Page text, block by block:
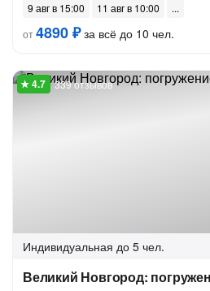
9 авг в 15:00
11 авг в 10:00
от4890 ₽за всё до 10 чел.
339 отзывов
Индивидуальная до 5 чел.
Великий Новгород: